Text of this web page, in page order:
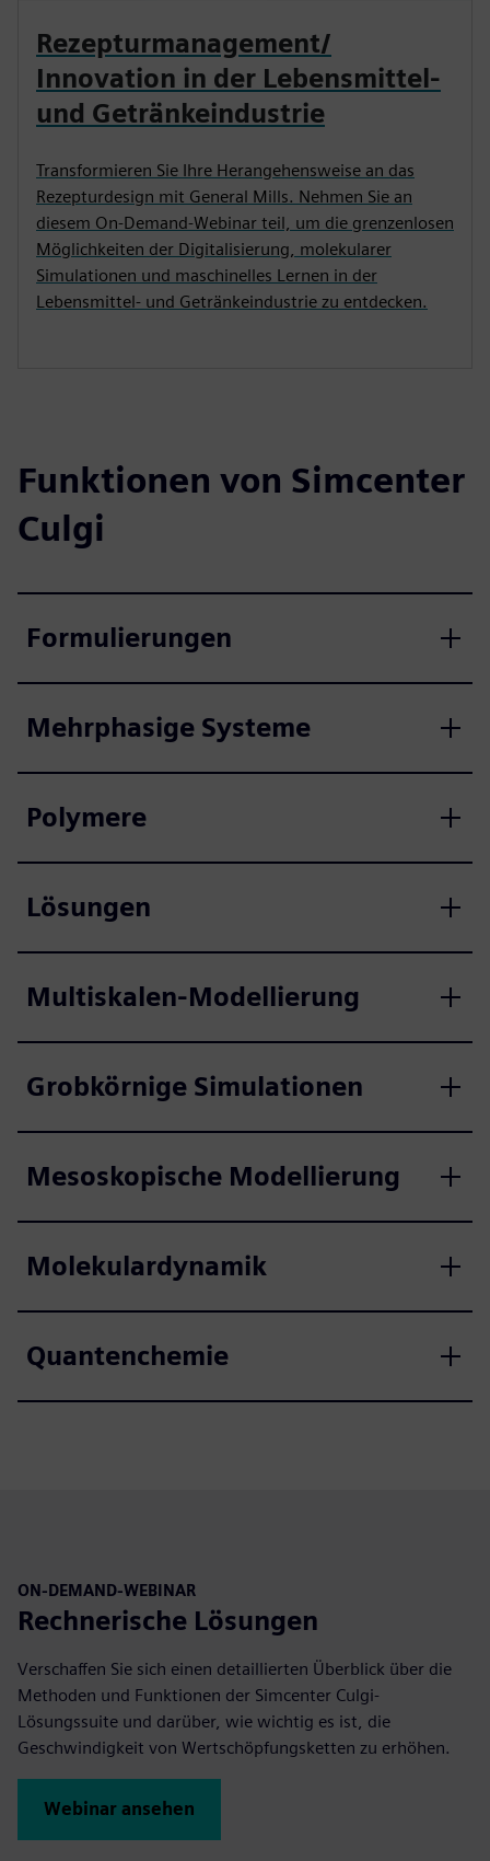
Rezepturmanagement/
Innovation in der Lebensmittel-
und Getränkeindustrie
Transformieren Sie Ihre Herangehensweise an das
Rezepturdesign mit General Mills. Nehmen Sie an
diesem On-Demand-Webinar teil, um die grenzenlosen
Möglichkeiten der Digitalisierung, molekularer
Simulationen und maschinelles Lernen in der
Lebensmittel- und Getränkeindustrie zu entdecken.
Funktionen von Simcenter
Culgi
Formulierungen
Mehrphasige Systeme
Polymere
Lösungen
Multiskalen-Modellierung
Grobkörnige Simulationen
Mesoskopische Modellierung
Molekulardynamik
Quantenchemie
ON-DEMAND-WEBINAR
Rechnerische Lösungen
Verschaffen Sie sich einen detaillierten Überblick über die
Methoden und Funktionen der Simcenter Culgi-
Lösungssuite und darüber, wie wichtig es ist, die
Geschwindigkeit von Wertschöpfungsketten zu erhöhen.
Webinar ansehen